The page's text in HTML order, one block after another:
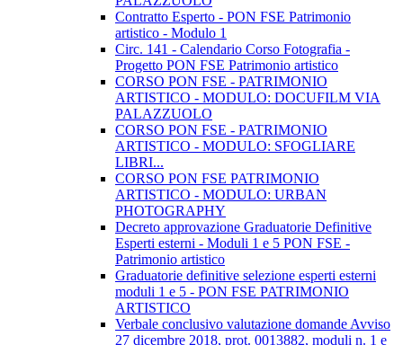
Contratto Esperto - PON FSE Patrimonio
artistico - Modulo 1
Circ. 141 - Calendario Corso Fotografia -
Progetto PON FSE Patrimonio artistico
CORSO PON FSE - PATRIMONIO
ARTISTICO - MODULO: DOCUFILM VIA
PALAZZUOLO
CORSO PON FSE - PATRIMONIO
ARTISTICO - MODULO: SFOGLIARE
LIBRI...
CORSO PON FSE PATRIMONIO
ARTISTICO - MODULO: URBAN
PHOTOGRAPHY
Decreto approvazione Graduatorie Definitive
Esperti esterni - Moduli 1 e 5 PON FSE -
Patrimonio artistico
Graduatorie definitive selezione esperti esterni
moduli 1 e 5 - PON FSE PATRIMONIO
ARTISTICO
Verbale conclusivo valutazione domande Avviso
27 dicembre 2018, prot. 0013882, moduli n. 1 e